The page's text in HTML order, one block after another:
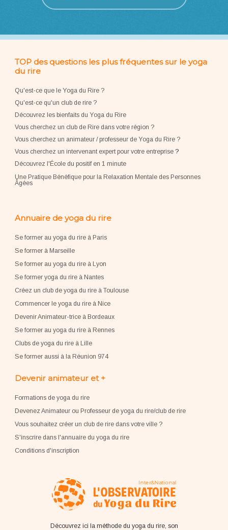
TOP des questions les plus fréquentes sur le yoga
du rire
Qu'est-ce que le Yoga du Rire ?
Qu'est-ce qu'un club de rire ?
Découvrez les bienfaits du Yoga du Rire
Vous cherchez un club de Rire dans votre région ?
Vous cherchez un animateur / professeur de Yoga du Rire ?
Vous cherchez un intervenant expert pour votre entreprise?
Découvrez l'École du positif en 1 minute
Une Pratique Bénéfique pour la Relaxation Mentale des Personnes
Âgées
Annuaire de yoga du rire
Se former au yoga du rire à Paris
Se former à Marseille
Se former au yoga du rire à Lyon
Se former yoga du rire à Nantes
Créez un club de yoga du rire à Toulouse
Commencer le yoga du rire à Nice
Devenir Animateur-trice à Bordeaux
Se former au yoga du rire à Rennes
Clubs de yoga du rire à Lille
Se former aussi à la Réunion 974
Devenir animateur et +
Formations de yoga du rire
Devenez Animateur ou Professeur de yoga du rire/club de rire
Vous souhaitez créer un club de rire dans votre ville ?
S'inscrire dans l'annuaire du yoga du rire
Conditions d'inscription
Découvrez ici la méthode du yoga du rire, son